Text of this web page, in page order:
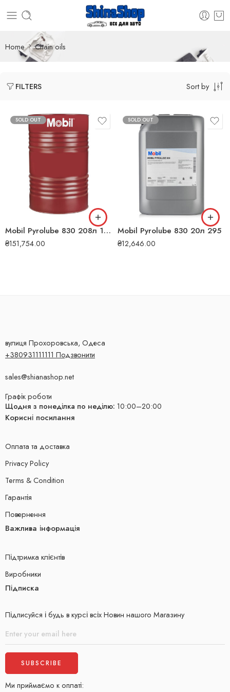
Home Chain oils
FILTERS Sort by
SOLD OUT
Mobil Pyrolube 830 208л 125245
₴151,754.00
SOLD OUT
Mobil Pyrolube 830 20л 295
₴12,646.00
вулиця Прохоровська, Одеса
+380931111111 Подзвонити
sales@shianashop.net
Графік роботи
Щодня з понеділка по неділю: 10:00–20:00
Корисні посилання
Оплата та доставка
Privacy Policy
Terms & Condition
Гарантія
Повернення
Важлива інформація
Підтримка клієнтів
Виробники
Підписка
Підписуйся і будь в курсі всіх Новин нашого Магазину
Ми приймаємо к оплаті: